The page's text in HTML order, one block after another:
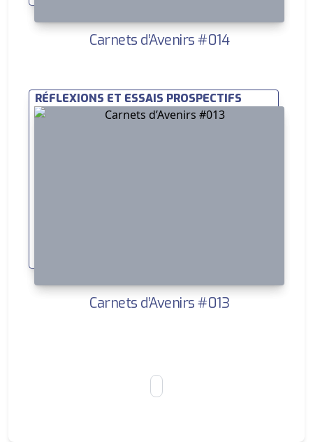
Carnets d’Avenirs #014
RÉFLEXIONS ET ESSAIS PROSPECTIFS
Carnets d’Avenirs #013